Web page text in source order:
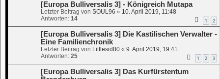
[Europa Bulliversalis 3] - Königreich Mutapa
Letzter Beitrag von SOUL96 « 10. April 2019, 11:48
Antworten: 14 1 2
[Europa Bulliversalis 3] Die Kastilischen Verwalter -
Eine Familienchronik
Letzter Beitrag von Littlesid80 « 9. April 2019, 19:41
Antworten: 25 1 2 3
[Europa Bulliversalis 3] Das Kurfürstentum